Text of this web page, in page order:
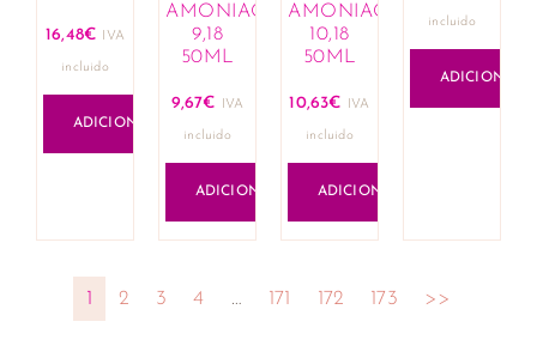
16,48€ IVA
incluido
ADICIONAR
AMONIAQUE
9,18
50ML
9,67€ IVA
incluido
ADICIONAR
AMONIAQUE
10,18
50ML
10,63€ IVA
incluido
ADICIONAR
incluido
ADICIONAR
1 2 3 4 … 171 172 173 >>